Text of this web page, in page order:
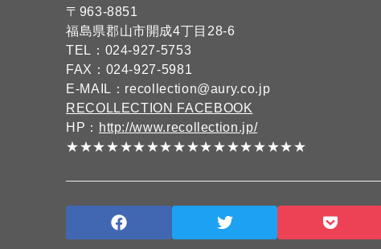
〒963-8851
福島県郡山市開成4丁目28-6
TEL：024-927-5753
FAX：024-927-5981
E-MAIL：recollection@aury.co.jp
RECOLLECTION FACEBOOK
HP： http://www.recollection.jp/
★★★★★★★★★★★★★★★★★★